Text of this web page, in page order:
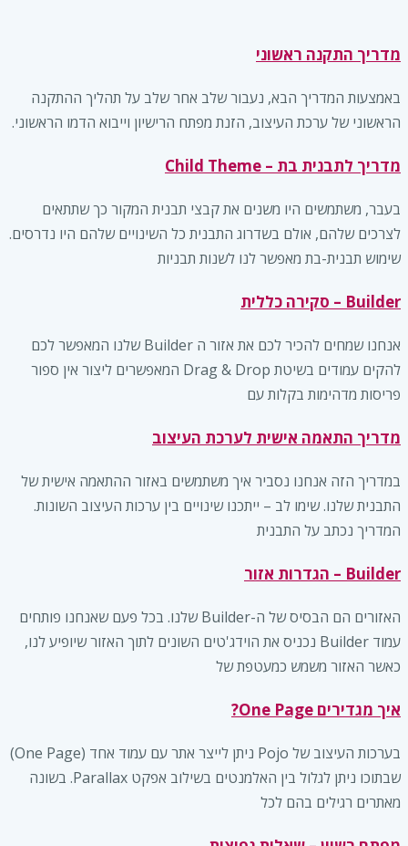
מדריך התקנה ראשוני
באמצעות המדריך הבא, נעבור שלב אחר שלב על תהליך ההתקנה
הראשוני של ערכת העיצוב, הזנת מפתח הרישיון וייבוא הדמו הראשוני.
מדריך לתבנית בת – Child Theme
בעבר, משתמשים היו משנים את קבצי תבנית המקור כך שתתאים
לצרכים שלהם, אולם בשדרוג התבנית כל השינויים שלהם היו נדרסים.
שימוש תבנית-בת מאפשר לנו לשנות תבניות
Builder – סקירה כללית
אנחנו שמחים להכיר לכם את אזור ה Builder שלנו המאפשר לכם
להקים עמודים בשיטת Drag & Drop המאפשרים ליצור אין ספור
פריסות מדהימות בקלות עם
מדריך התאמה אישית לערכת העיצוב
במדריך הזה אנחנו נסביר איך משתמשים באזור ההתאמה אישית של
התבנית שלנו. שימו לב – ייתכנו שינויים בין ערכות העיצוב השונות.
המדריך נכתב על התבנית
Builder – הגדרות אזור
האזורים הם הבסיס של ה-Builder שלנו. בכל פעם שאנחנו פותחים
עמוד Builder נכניס את הוידג'טים השונים לתוך האזור שיופיע לנו,
כאשר האזור משמש כמעטפת של
איך מגדירים One Page?
בערכות העיצוב של Pojo ניתן לייצר אתר עם עמוד אחד (One Page)
שבתוכו ניתן לגלול בין האלמנטים בשילוב אפקט Parallax. בשונה
מאתרים רגילים בהם לכל